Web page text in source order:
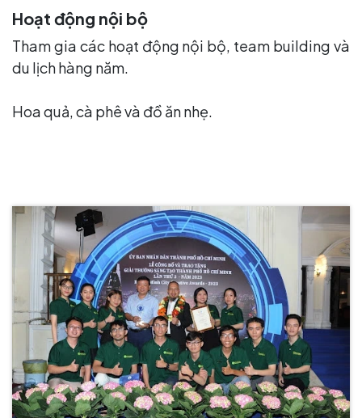
Hoạt động nội bộ
Tham gia các hoạt động nội bộ, team building và
du lịch hàng năm.
Hoa quả, cà phê và đồ ăn nhẹ.